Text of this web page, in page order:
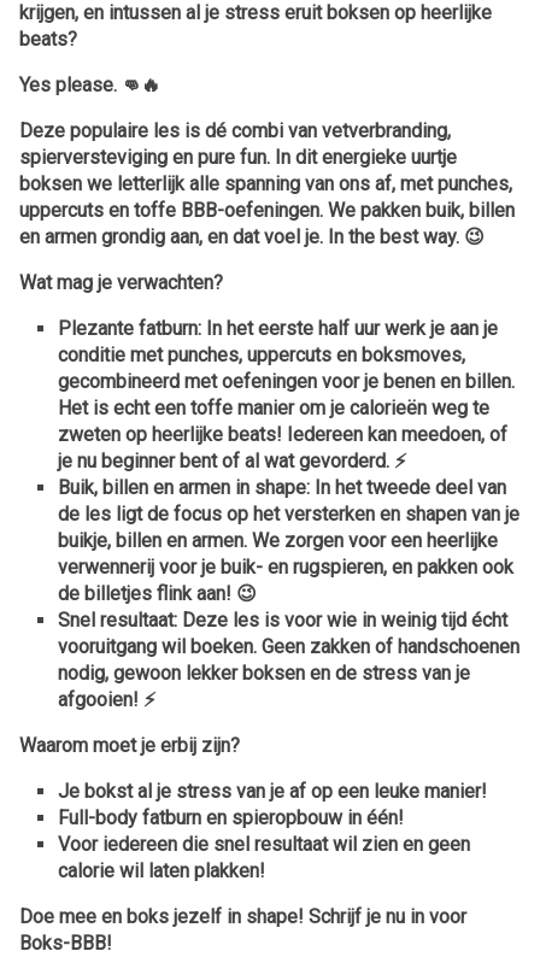
krijgen, en intussen al je stress eruit boksen op heerlijke
beats?
Yes please. 👊🔥
Deze populaire les is dé combi van vetverbranding,
spierversteviging en pure fun. In dit energieke uurtje
boksen we letterlijk alle spanning van ons af, met punches,
uppercuts en toffe BBB-oefeningen. We pakken buik, billen
en armen grondig aan, en dat voel je. In the best way. 😉
Wat mag je verwachten?
Plezante fatburn: In het eerste half uur werk je aan je
conditie met punches, uppercuts en boksmoves,
gecombineerd met oefeningen voor je benen en billen.
Het is echt een toffe manier om je calorieën weg te
zweten op heerlijke beats! Iedereen kan meedoen, of
je nu beginner bent of al wat gevorderd. ⚡️
Buik, billen en armen in shape: In het tweede deel van
de les ligt de focus op het versterken en shapen van je
buikje, billen en armen. We zorgen voor een heerlijke
verwennerij voor je buik- en rugspieren, en pakken ook
de billetjes flink aan! 😉
Snel resultaat: Deze les is voor wie in weinig tijd écht
vooruitgang wil boeken. Geen zakken of handschoenen
nodig, gewoon lekker boksen en de stress van je
afgooien! ⚡️
Waarom moet je erbij zijn?
Je bokst al je stress van je af op een leuke manier!
Full-body fatburn en spieropbouw in één!
Voor iedereen die snel resultaat wil zien en geen
calorie wil laten plakken!
Doe mee en boks jezelf in shape! Schrijf je nu in voor
Boks-BBB!